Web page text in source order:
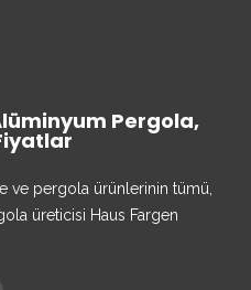
Pergola,
ve pergola ürünlerinin tümü,
üreticisi Haus Fargen